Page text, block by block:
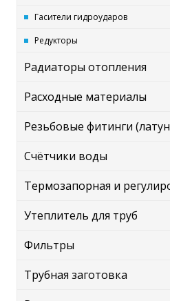
Гасители гидроударов
Редукторы
Радиаторы отопления
Расходные материалы
Резьбовые фитинги
Счётчики воды
Термозапорная и
Утеплитель для труб
Фильтры
Трубная заготовка